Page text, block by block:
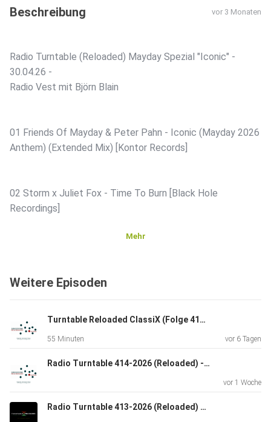
Beschreibung vor 3 Monaten
Radio Turntable (Reloaded) Mayday Spezial "Iconic" -
30.04.26 -
Radio Vest mit Björn Blain
01 Friends Of Mayday & Peter Pahn - Iconic (Mayday 2026
Anthem) (Extended Mix) [Kontor Records]
02 Storm x Juliet Fox - Time To Burn [Black Hole
Recordings]
Music]
05 Paul Elstak - Rainbow In The Sky (K&A's Extended
[Rotterdam Music]
Mehr
Weitere Episoden
Turntable Reloaded ClassiX (Folge 415 - ClassiX 070 vom 01.08.2026) mit Oliver Kelch
55 Minuten vor 6 Tagen
Radio Turntable 414-2026 (Reloaded) - IBIZA Special Part 1 - Eivissa vom 25.07.26 - Radio Vest mit Bjørn Blain
vor 1 Woche
Radio Turntable 413-2026 (Reloaded) vom 18.07.26 - Radio Vest mit Bjørn Blain